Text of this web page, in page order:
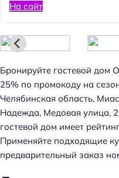
На сайт
Бронируйте гостевой дом
25% по промокоду на
Челябинская область,
Надежда, Медовая улица,
гостевой дом имеет
Применяйте подходящие
предварительный заказ
й
и
: